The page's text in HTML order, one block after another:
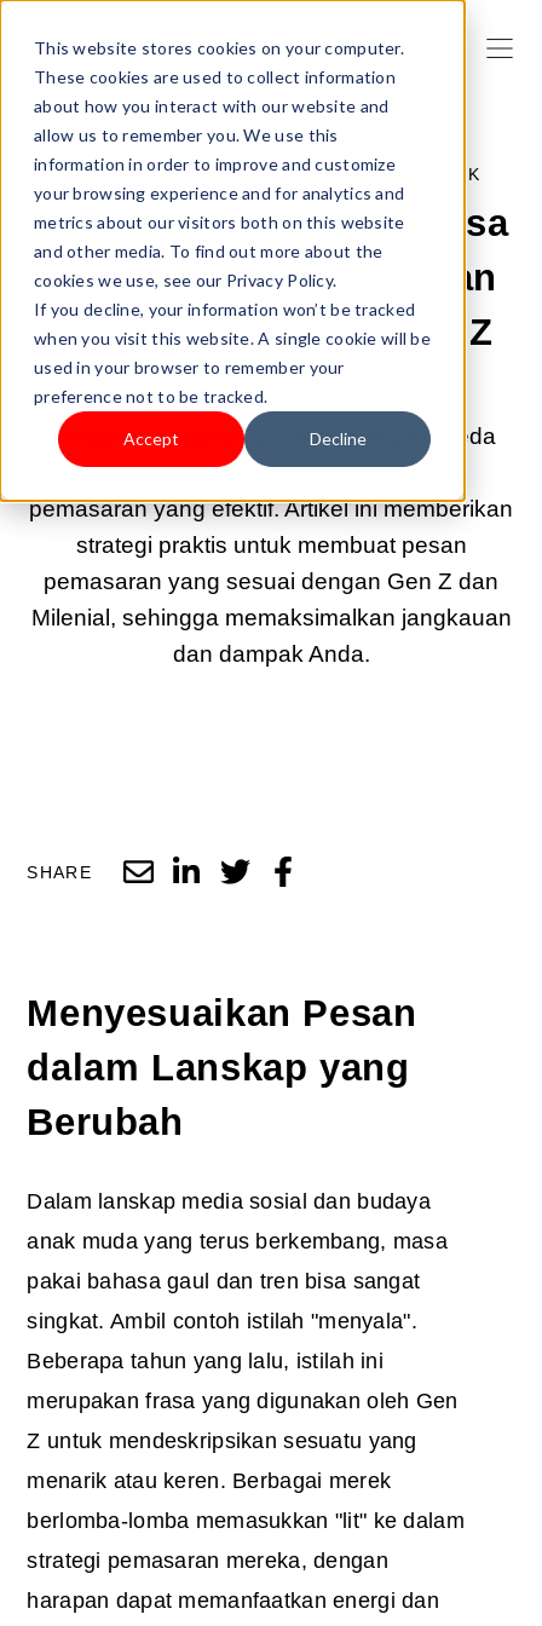
This website stores cookies on your computer.
These cookies are used to collect information
about how you interact with our website and
allow us to remember you. We use this
information in order to improve and customize
your browsing experience and for analytics and
metrics about our visitors both on this website
and other media. To find out more about the
cookies we use, see our Privacy Policy.
If you decline, your information won’t be tracked
when you visit this website. A single cookie will be
used in your browser to remember your
preference not to be tracked.
Accept Decline
2025 MAR 5 20:35:34 | PENJUALAN PRODUK
Berbicara dengan Bahasa
Mereka: Membuat Pesan
Pemasaran untuk Gen Z
vs Milenial
Memahami nuansa generasi yang berbeda
sangat penting untuk membuat pesan
pemasaran yang efektif. Artikel ini memberikan
strategi praktis untuk membuat pesan
pemasaran yang sesuai dengan Gen Z dan
Milenial, sehingga memaksimalkan jangkauan
dan dampak Anda.
SHARE
Menyesuaikan Pesan
dalam Lanskap yang
Berubah
Dalam lanskap media sosial dan budaya
anak muda yang terus berkembang, masa
pakai bahasa gaul dan tren bisa sangat
singkat. Ambil contoh istilah "menyala".
Beberapa tahun yang lalu, istilah ini
merupakan frasa yang digunakan oleh Gen
Z untuk mendeskripsikan sesuatu yang
menarik atau keren. Berbagai merek
berlomba-lomba memasukkan "lit" ke dalam
strategi pemasaran mereka, dengan
harapan dapat memanfaatkan energi dan